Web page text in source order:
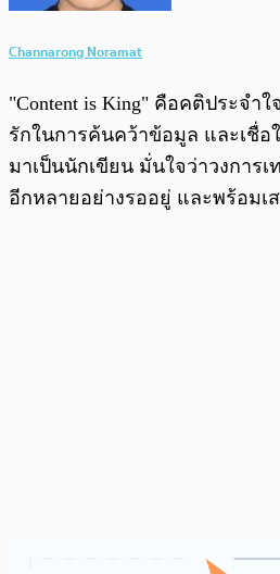
Channarong Noramat
"Content is King" คือคติประจำ
รักในการค้นคว้าข้อมูล และเชื่อ
มาเป็นนักเขียน มั่นใจว่าวงการ
อีกหลายอย่างรออยู่ และพร้อมเส